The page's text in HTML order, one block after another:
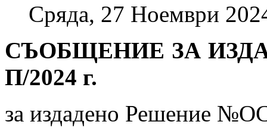
Сряда, 27 Ноември
СЪОБЩЕНИЕ ЗА
П/2024 г.
за издадено Решение